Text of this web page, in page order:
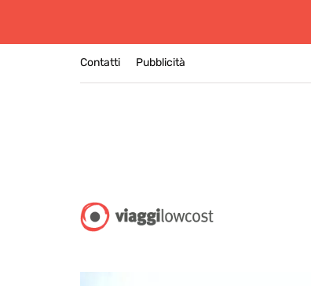
Contatti Pubblicità